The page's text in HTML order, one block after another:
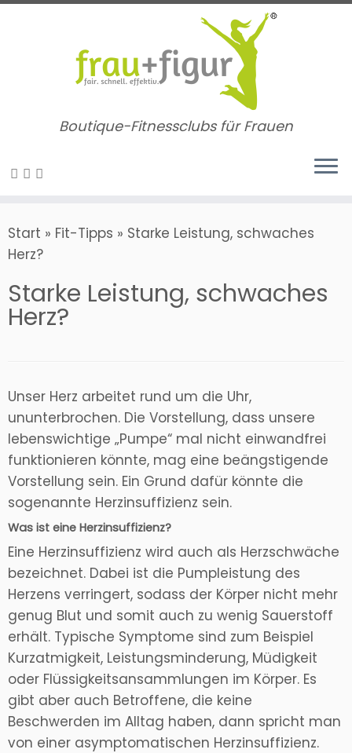
Zum
Boutique-Fitnessclubs für Frauen
Start » Fit-Tipps » Starke Leistung, schwaches
Herz?
Starke Leistung, schwaches
Herz?
Unser Herz arbeitet rund um die Uhr,
ununterbrochen. Die Vorstellung, dass unsere
lebenswichtige „Pumpe“ mal nicht einwandfrei
funktionieren könnte, mag eine beängstigende
Vorstellung sein. Ein Grund dafür könnte die
sogenannte Herzinsuffizienz sein.
Was ist eine Herzinsuffizienz?
Eine Herzinsuffizienz wird auch als Herzschwäche
bezeichnet. Dabei ist die Pumpleistung des
Herzens verringert, sodass der Körper nicht mehr
genug Blut und somit auch zu wenig Sauerstoff
erhält. Typische Symptome sind zum Beispiel
Kurzatmigkeit, Leistungsminderung, Müdigkeit
oder Flüssigkeitsansammlungen im Körper. Es
gibt aber auch Betroffene, die keine
Beschwerden im Alltag haben, dann spricht man
von einer asymptomatischen Herzinsuffizienz.